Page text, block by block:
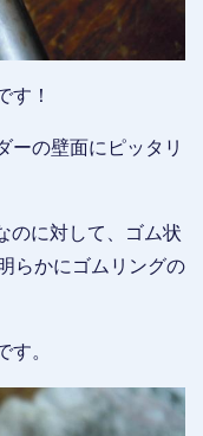
す！
ーの壁面にピッタリ
のに対して、ゴム状
らかにゴムリングの
す。